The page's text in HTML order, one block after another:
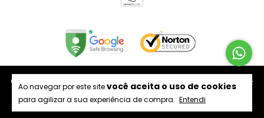
Ao navegar por este sitevocê aceita o uso de cookies
para agilizar a sua experiência de compra. Entendi
Copyright Arte Forros Divisórias e Revestimentos - 64398175000181 -
2026. Todos os direitos reservados.